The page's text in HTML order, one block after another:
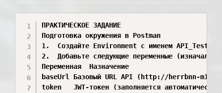
ПРАКТИЧЕСКОЕ ЗАДАНИЕ
Подготовка окружения в Postman
1.	Создайте Environment с именем API_Testing.
2.	Добавьте следующие переменные (изначально пустые)
Переменная	Назначение
baseUrl	Базовый URL API (http://herrbnn-m1.vgppkweb.loc/)
token	JWT-токен (заполняется автоматически после логина)